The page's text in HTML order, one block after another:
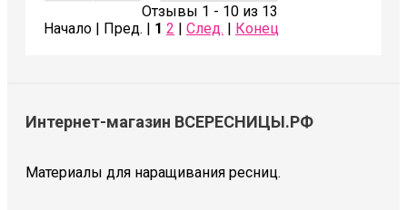
Отзывы 1 - 10 из 13
Начало | Пред. | 1 2 | След. | Конец
Интернет-магазин ВСЕРЕСНИЦЫ.РФ
Материалы для наращивания ресниц.